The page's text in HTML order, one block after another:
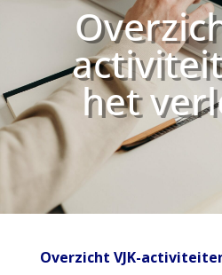
het
Overzicht VJK-